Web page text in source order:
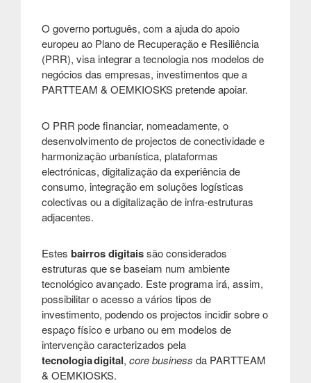
O governo português, com a ajuda do apoio
europeu ao Plano de Recuperação e Resiliência
(PRR), visa integrar a tecnologia nos modelos de
negócios das empresas, investimentos que a
PARTTEAM & OEMKIOSKS pretende apoiar.
O PRR pode financiar, nomeadamente, o
desenvolvimento de projectos de conectividade e
harmonização urbanística, plataformas
electrónicas, digitalização da experiência de
consumo, integração em soluções logísticas
colectivas ou a digitalização de infra-estruturas
adjacentes.
Estes bairros digitaissão considerados
estruturas que se baseiam num ambiente
tecnológico avançado. Este programa irá, assim,
possibilitar o acesso a vários tipos de
investimento, podendo os projectos incidir sobre o
espaço físico e urbano ou em modelos de
intervenção caracterizados pela
tecnologia digital, core business da PARTTEAM
& OEMKIOSKS.